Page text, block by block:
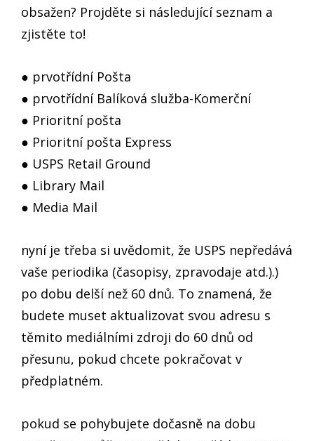
obsažen? Projděte si následující seznam a
zjistěte to!
● prvotřídní Pošta
● prvotřídní Balíková služba-Komerční
● Prioritní pošta
● Prioritní pošta Express
● USPS Retail Ground
● Library Mail
● Media Mail
nyní je třeba si uvědomit, že USPS nepředává
vaše periodika (časopisy, zpravodaje atd.).)
po dobu delší než 60 dnů. To znamená, že
budete muset aktualizovat svou adresu s
těmito mediálními zdroji do 60 dnů od
přesunu, pokud chcete pokračovat v
předplatném.
pokud se pohybujete dočasně na dobu